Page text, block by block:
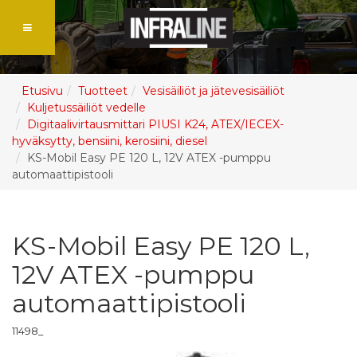
Etusivu Tuotteet
Vesisäiliöt ja jätevesisäiliöt
Kuljetussäiliöt vedelle
Digitaalivirtausmittari PIUSI K24, ATEX/IECEX-
hyväksytty, bensiini, kerosiini, diesel
KS-Mobil Easy PE 120 L, 12V ATEX -pumppu
automaattipistooli
KS-Mobil Easy PE 120 L,
12V ATEX -pumppu
automaattipistooli
11498_